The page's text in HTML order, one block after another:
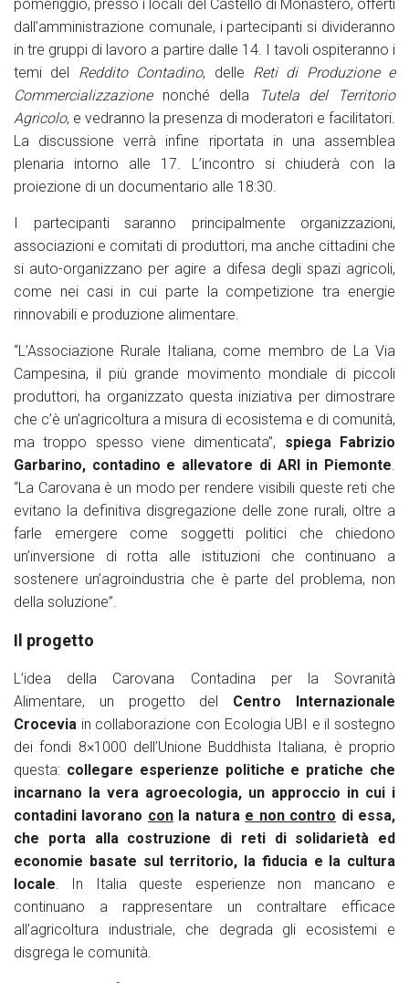
pomeriggio, presso i locali del Castello di Monastero, offerti
dall’amministrazione comunale, i partecipanti si divideranno
in tre gruppi di lavoro a partire dalle 14. I tavoli ospiteranno i
temi del Reddito Contadino, delle Reti di Produzione e
Commercializzazionenonché della
Tutela del Territorio
Agricolo, e vedranno la presenza di moderatori e facilitatori.
La discussione verrà infine riportata in una assemblea
plenaria intorno alle 17. L’incontro si chiuderà con la
proiezione di un documentario alle 18:30.
I partecipanti saranno principalmente organizzazioni,
associazioni e comitati di produttori, ma anche cittadini che
si auto-organizzano per agire a difesa degli spazi agricoli,
come nei casi in cui parte la competizione tra energie
rinnovabili e produzione alimentare.
“L’Associazione Rurale Italiana, come membro de La Via
Campesina, il più grande movimento mondiale di piccoli
produttori, ha organizzato questa iniziativa per dimostrare
che c’è un’agricoltura a misura di ecosistema e di comunità,
ma troppo spesso viene dimenticata”, spiega Fabrizio
Garbarino, contadino e allevatore di ARI in Piemonte.
“La Carovana è un modo per rendere visibili queste reti che
evitano la definitiva disgregazione delle zone rurali, oltre a
farle emergere come soggetti politici che chiedono
un’inversione di rotta alle istituzioni che continuano a
sostenere un’agroindustria che è parte del problema, non
della soluzione”.
Il progetto
L’idea della Carovana Contadina per la Sovranità
Alimentare, un progetto del Centro Internazionale
Crocevia in collaborazione con Ecologia UBI e il sostegno
dei fondi 8×1000 dell’Unione Buddhista Italiana, è proprio
questa: collegare esperienze politiche e pratiche che
incarnano la vera agroecologia, un approccio in cui i
contadini lavorano conla natura e non contro di essa,
che porta alla costruzione di reti di solidarietà ed
economie basate sul territorio, la fiducia e la cultura
locale. In Italia queste esperienze non mancano e
continuano a rappresentare un contraltare efficace
all’agricoltura industriale, che degrada gli ecosistemi e
disgrega le comunità.